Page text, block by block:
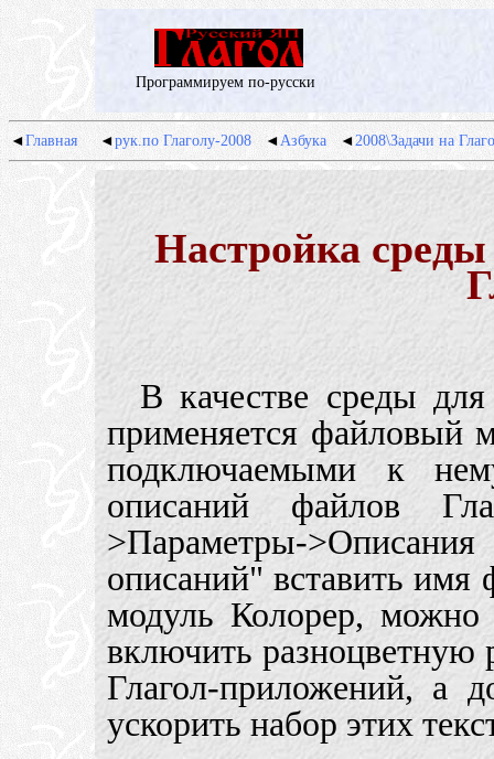
Программируем по-русски
◄Главная ◄рук.по Глаголу-2008◄Азбука ◄2008\Задачи на
Настройка
В качестве среды
применяется файловый
подключаемыми к
описаний файлов
>Параметры-
описаний" вставить
модуль Колорер,
включить разноцветную
Глагол-приложений, а
ускорить набор этих